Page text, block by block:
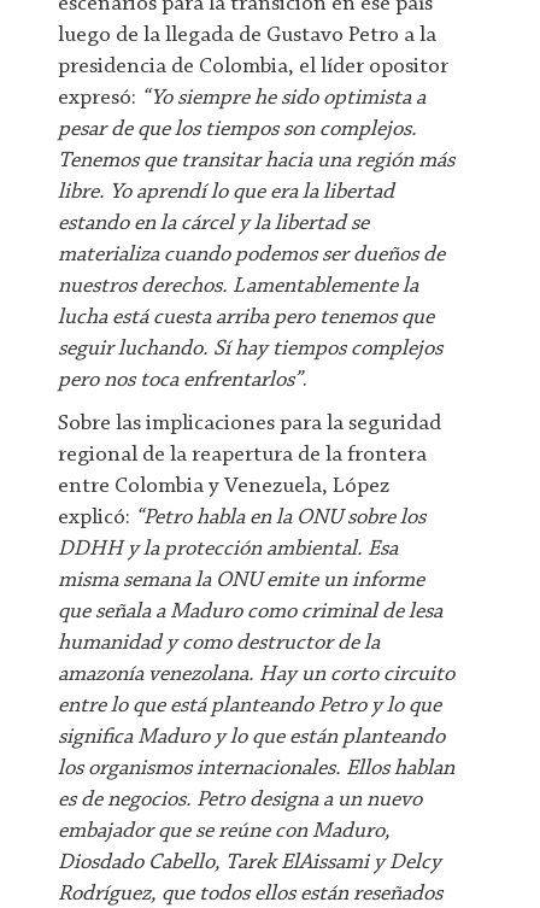
luego de la llegada de Gustavo Petro a la
presidencia de Colombia, el líder opositor
expresó: “Yo siempre he sido optimista a
pesar de que los tiempos son complejos.
Tenemos que transitar hacia una región más
libre. Yo aprendí lo que era la libertad
estando en la cárcel y la libertad se
materializa cuando podemos ser dueños de
nuestros derechos. Lamentablemente la
lucha está cuesta arriba pero tenemos que
seguir luchando. Sí hay tiempos complejos
pero nos toca enfrentarlos”.
Sobre las implicaciones para la seguridad
regional de la reapertura de la frontera
entre Colombia y Venezuela, López
explicó: “Petro habla en la ONU sobre los
DDHH y la protección ambiental. Esa
misma semana la ONU emite un informe
que señala a Maduro como criminal de lesa
humanidad y como destructor de la
amazonía venezolana. Hay un corto circuito
entre lo que está planteando Petro y lo que
significa Maduro y lo que están planteando
los organismos internacionales. Ellos hablan
es de negocios. Petro designa a un nuevo
embajador que se reúne con Maduro,
Diosdado Cabello, Tarek ElAissami y Delcy
Rodríguez, que todos ellos están reseñados